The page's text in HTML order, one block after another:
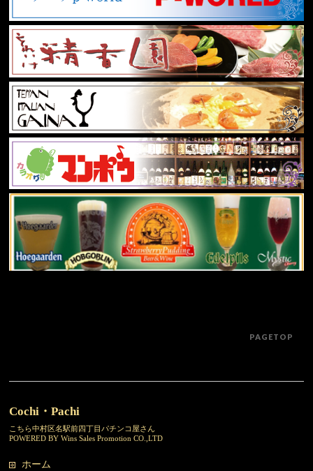
PAGETOP
Cochi・Pachi
こちら中村区名駅前四丁目パチンコ屋さん
POWERED BY Wins Sales Promotion CO.,LTD
ホーム